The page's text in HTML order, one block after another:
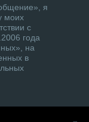
я
моих
с
года
на
в